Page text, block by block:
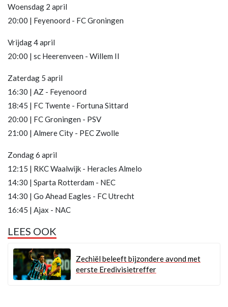
Woensdag 2 april
20:00 | Feyenoord - FC Groningen
Vrijdag 4 april
20:00 | sc Heerenveen - Willem II
Zaterdag 5 april
16:30 | AZ - Feyenoord
18:45 | FC Twente - Fortuna Sittard
20:00 | FC Groningen - PSV
21:00 | Almere City - PEC Zwolle
Zondag 6 april
12:15 | RKC Waalwijk - Heracles Almelo
14:30 | Sparta Rotterdam - NEC
14:30 | Go Ahead Eagles - FC Utrecht
16:45 | Ajax - NAC
LEES OOK
Zechiël beleeft bijzondere avond met
eerste Eredivisietreffer